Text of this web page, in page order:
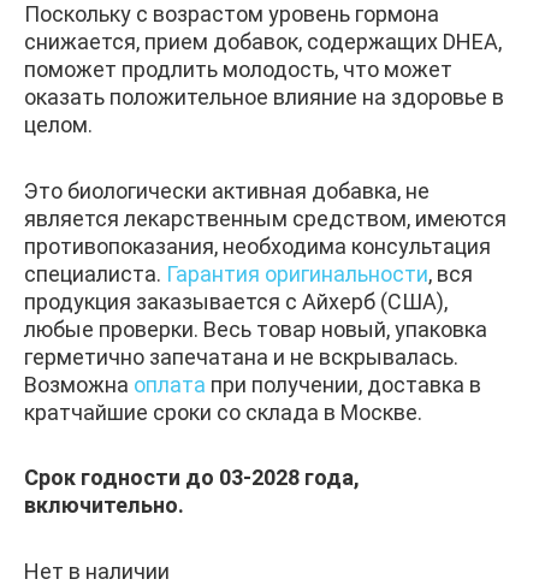
Поскольку с возрастом уровень гормона
снижается, прием добавок, содержащих DHEA,
поможет продлить молодость, что может
оказать положительное влияние на здоровье в
целом.
Это биологически активная добавка, не
является лекарственным средством, имеются
противопоказания, необходима консультация
специалиста. Гарантия оригинальности, вся
продукция заказывается с Айхерб (США),
любые проверки. Весь товар новый, упаковка
герметично запечатана и не вскрывалась.
Возможна оплата при получении, доставка в
кратчайшие сроки со склада в Москве.
Срок годности до 03-2028 года,
включительно.
Нет в наличии